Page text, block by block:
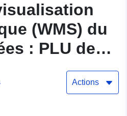
(WMS) du
: PLU de
- Mise à
2017 - FIN
Actions